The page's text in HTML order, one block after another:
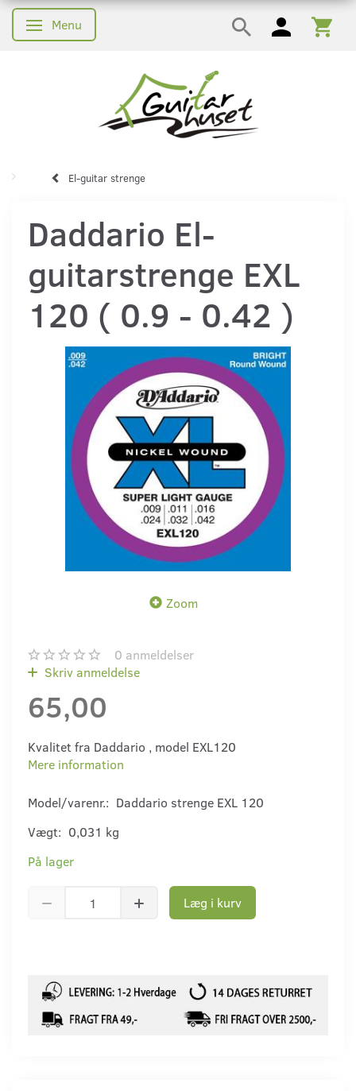
Skifte navigation
Menu
El-guitar strenge
Daddario El-
guitarstrenge EXL
120 ( 0.9 - 0.42 )
Zoom
0 anmeldelser
Skriv anmeldelse
65,00
Kvalitet fra Daddario , model EXL120
Mere information
Model/varenr.: Daddario strenge EXL 120
Vægt: 0,031 kg
På lager
Læg i kurv